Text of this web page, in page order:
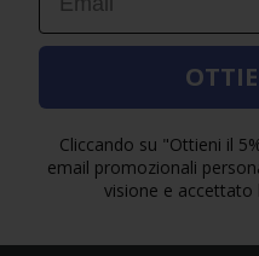
Cliccando su "Ottieni il
email promozionali
visione e accettato